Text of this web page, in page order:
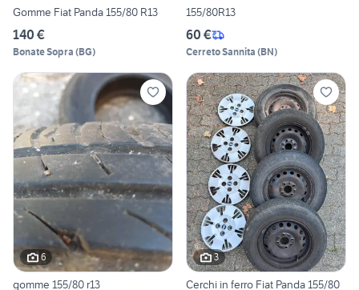
Gomme Fiat Panda 155/80 R13
140 €
Bonate Sopra (BG)
155/80R13
60 €
Cerreto Sannita (BN)
6
gomme 155/80 r13
3
Cerchi in ferro Fiat Panda 155/80